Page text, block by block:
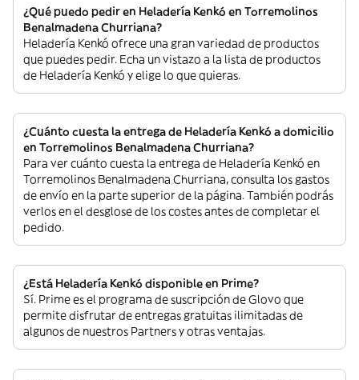
¿Qué puedo pedir en Heladería Kenkó en Torremolinos
Benalmadena Churriana?
Heladería Kenkó ofrece una gran variedad de productos
que puedes pedir. Echa un vistazo a la lista de productos
de Heladería Kenkó y elige lo que quieras.
¿Cuánto cuesta la entrega de Heladería Kenkó a domicilio
en Torremolinos Benalmadena Churriana?
Para ver cuánto cuesta la entrega de Heladería Kenkó en
Torremolinos Benalmadena Churriana, consulta los gastos
de envío en la parte superior de la página. También podrás
verlos en el desglose de los costes antes de completar el
pedido.
¿Está Heladería Kenkó disponible en Prime?
Sí. Prime es el programa de suscripción de Glovo que
permite disfrutar de entregas gratuitas ilimitadas de
algunos de nuestros Partners y otras ventajas.